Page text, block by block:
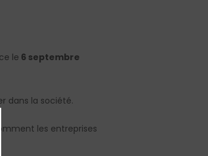
le 6 septembre
dans la société.
les entreprises